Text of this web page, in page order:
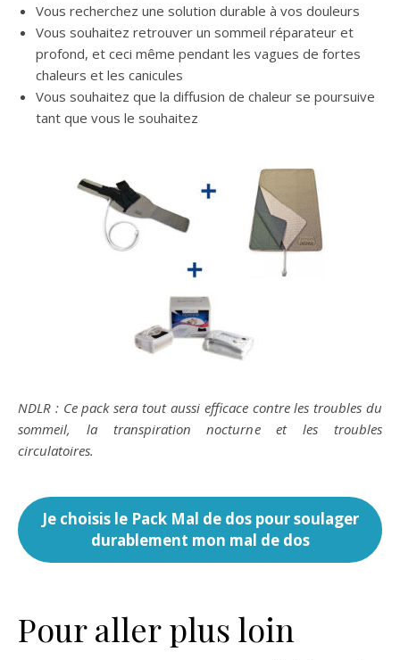
Vous recherchez une solution durable à vos douleurs
Vous souhaitez retrouver un sommeil réparateur et
profond, et ceci même pendant les vagues de fortes
chaleurs et les canicules
Vous souhaitez que la diffusion de chaleur se poursuive
tant que vous le souhaitez
NDLR : Ce pack sera tout aussi efficace contre les troubles du
sommeil, la transpiration nocturne
et les troubles
circulatoires.
Je choisis le Pack Mal de dos pour soulager
durablement mon mal de dos
Pour aller plus loin